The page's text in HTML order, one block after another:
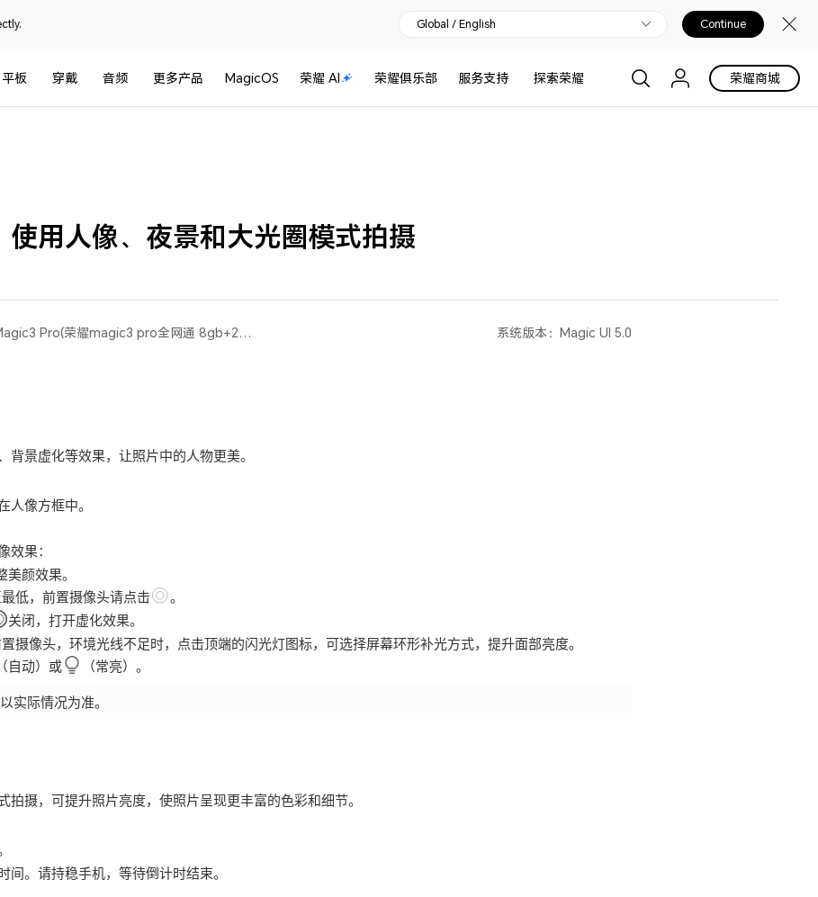
Global / English Continue
平板 穿戴 音频 更多产品 MagicOS 荣耀 AI 荣耀俱乐部 服务支持 探索荣耀 荣耀商城
使用人像、夜景和大光圈模式拍摄
荣耀 Magic3(All)，荣耀 Magic3 Pro(荣耀magic3 pro全网通 8gb+256gb、荣耀magic3 pro全网通 12gb+256gb、荣耀magic3 pro移动定制版 8gb+256gb、荣耀magic3 pro全网通 12gb+512gb)，荣耀 Magic3 至臻版(All) 系统版本：Magic UI 5.0
景虚化等效果，让照片中的人物更美。
人像方框中。
效果：
美颜效果。
低，前置摄像头请点击
。
关闭，打开虚化效果。
摄像头，环境光线不足时，点击顶端的闪光灯图标，可选择屏幕环形补光方式，提升面部亮度。
（自动）或 （常亮）。
实际情况为准。
拍摄，可提升照片亮度，使照片呈现更丰富的色彩和细节。
间。请持稳手机，等待倒计时结束。